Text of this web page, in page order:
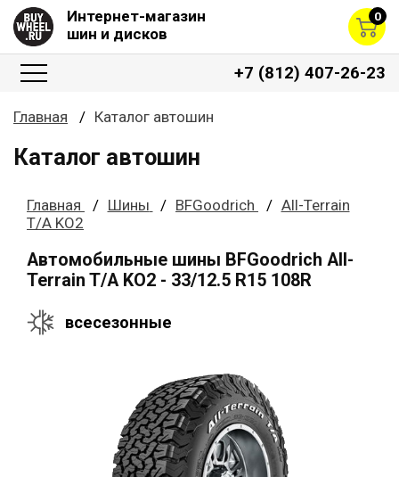
Интернет-магазин
шин и дисков
0
+7 (812) 407-26-23
Главная Каталог автошин
Каталог автошин
Главная Шины BFGoodrich
All-Terrain
T/A KO2
Автомобильные шины BFGoodrich All-
Terrain T/A KO2 - 33/12.5 R15 108R
всесезонные